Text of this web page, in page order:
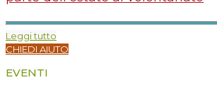
Leggi tutto
CHIEDI AIUTO
EVENTI